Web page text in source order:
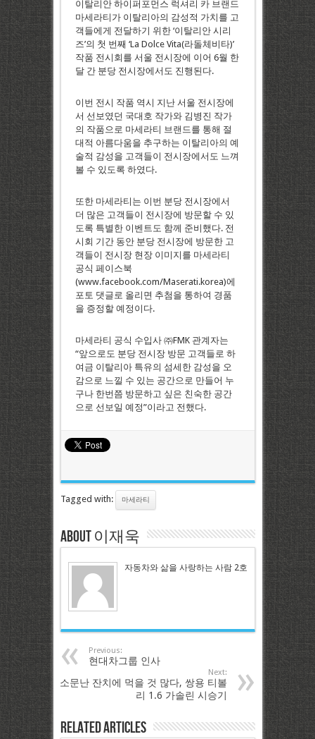
이탈리안 하이퍼포먼스 럭셔리 카 브랜드
마세라티가 이탈리아의 감성적 가치를 고
객들에게 전달하기 위한 ‘이탈리안 시리
즈’의 첫 번째 ‘La Dolce Vita(라돌체비타)’
작품 전시회를 서울 전시장에 이어 6월 한
달 간 분당 전시장에서도 진행된다.
이번 전시 작품 역시 지난 서울 전시장에
서 선보였던 국대호 작가와 김병진 작가
의 작품으로 마세라티 브랜드를 통해 절
대적 아름다움을 추구하는 이탈리아의 예
술적 감성을 고객들이 전시장에서도 느껴
볼 수 있도록 하였다.
또한 마세라티는 이번 분당 전시장에서
더 많은 고객들이 전시장에 방문할 수 있
도록 특별한 이벤트도 함께 준비했다. 전
시회 기간 동안 분당 전시장에 방문한 고
객들이 전시장 현장 이미지를 마세라티
공식 페이스북
(www.facebook.com/Maserati.korea)에
포토 댓글로 올리면 추첨을 통하여 경품
을 증정할 예정이다.
마세라티 공식 수입사 ㈜FMK 관계자는
“앞으로도 분당 전시장 방문 고객들로 하
여금 이탈리아 특유의 섬세한 감성을 오
감으로 느낄 수 있는 공간으로 만들어 누
구나 한번쯤 방문하고 싶은 친숙한 공간
으로 선보일 예정”이라고 전했다.
Tagged with: 마세라티
About 이재욱
자동차와 삶을 사랑하는 사람 2호
Previous:
현대차그룹 인사
Next:
소문난 잔치에 먹을 것 많다, 쌍용 티볼
리 1.6 가솔린 시승기
Related Articles